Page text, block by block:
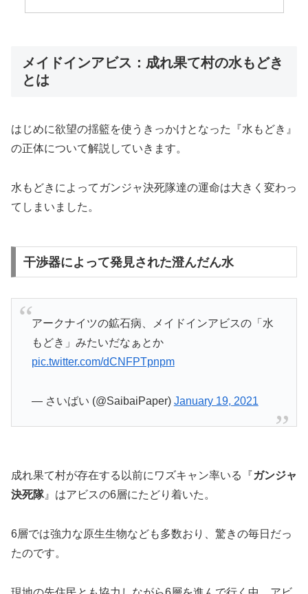
メイドインアビス：成れ果て村の水もどき
とは
はじめに欲望の揺籃を使うきっかけとなった『水もどき』
の正体について解説していきます。
水もどきによってガンジャ決死隊達の運命は大きく変わっ
てしまいました。
干渉器によって発見された澄んだん水
アークナイツの鉱石病、メイドインアビスの「水
もどき」みたいだなぁとか
pic.twitter.com/dCNFPTpnpm
— さいばい (@SaibaiPaper) January 19, 2021
成れ果て村が存在する以前にワズキャン率いる『ガンジャ
決死隊』はアビスの6層にたどり着いた。
6層では強力な原生生物なども多数おり、驚きの毎日だっ
たのです。